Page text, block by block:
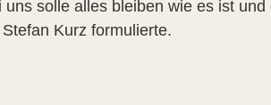
solle alles bleiben wie es ist und
Kurz formulierte.